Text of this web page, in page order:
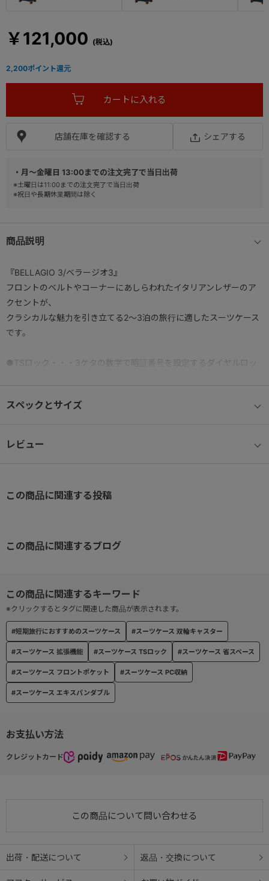
・月～金曜日 13:00までの注文完了で当日出荷
※土曜日は11:00までの注文完了で当日出荷
※祝日や長期休業期間は除く
￥121,000
商品説明
『BELLAGIO 3/ベラージオ3』
フロントのベルトやコーナーにあしらわれたイタリアンレザーのア
クセントが、
クラシカルな魅力を引き立てる2～3泊の旅行に適したスーツケース
です。
●TSロック・・・3ケタの数字で暗証番号を設定するダイヤルロッ
取り外し可能で必要に応じて洗濯も可能です。
り、走行性も滑らかです。
ドル
キスパンダブル機能。
●USBポート・・・スマートフォンの充電可能なUSBポート付属（※
充電器等は付属しません。）
収納寸法：W330×H240×D25mm）
スペックとサイズ
レビュー
お支払い方法
クレジットカード
この商品について問い合わせる
出荷・配送について 返品・交換について
#短期旅行におすすめのスーツケース #スーツケース 双輪キャスター
#スーツケース 拡張機能 #スーツケース TSロック #スーツケース 省スペース
#スーツケース フロントポケット #スーツケース PC収納
#スーツケース エキスパンダブル
※クリックするとタグに関連した商品が表示されます。
店舗在庫を確認する シェアする
この商品に関連する投稿
この商品に関連するブログ
2,200ポイント還元